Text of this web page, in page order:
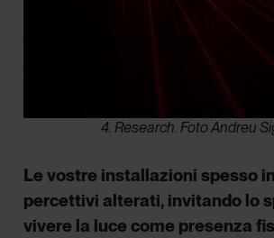
4. Research. Foto Andreu
Le vostre installazioni spesso
percettivi alterati, invitando lo
vivere la luce come presenza